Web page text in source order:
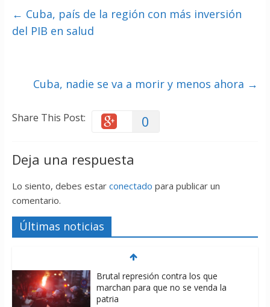
← Cuba, país de la región con más inversión
del PIB en salud
Cuba, nadie se va a morir y menos ahora →
Share This Post: 0
Deja una respuesta
Lo siento, debes estar conectado para publicar un
comentario.
Últimas noticias
Brutal represión contra los que
marchan para que no se venda la
patria